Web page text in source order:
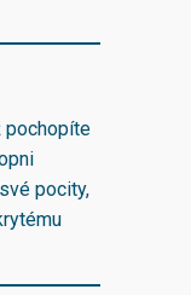
pochopíte
pocity,